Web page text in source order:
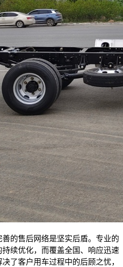
的售后网络是坚实后盾。专业的
续优化，而覆盖全国、响应迅速
了客户用车过程中的后顾之忧，